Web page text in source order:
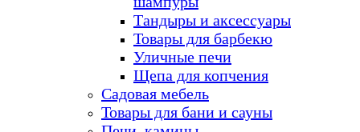
Тандыры и аксессуары
Товары для барбекю
Уличные печи
Щепа для копчения
Садовая мебель
Товары для бани и сауны